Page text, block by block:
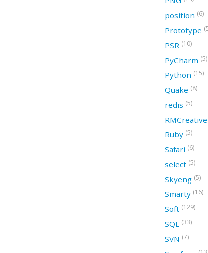
position (6)
Prototype
PSR (10)
PyCharm (5)
Python (15)
Quake (8)
redis (5)
RMCreative
Ruby (5)
Safari (6)
select (5)
Skyeng (5)
Smarty (16)
Soft (129)
SQL (33)
SVN (7)